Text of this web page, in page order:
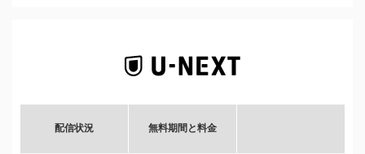
配信状況 無料期間と料金